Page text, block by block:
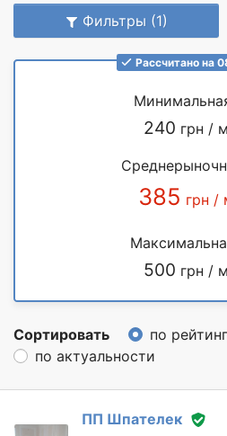
Фильтры (1)
Рассчитано на
240 грн /
385 грн /
500 грн /
Сортировать по
по актуальности
ПП Шпателек